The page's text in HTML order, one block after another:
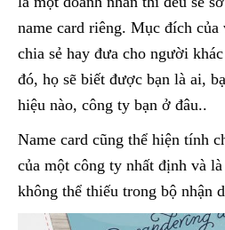
name card riêng. Mục đích
chia sẻ hay đưa cho người
đó, họ sẽ biết được bạn là ai,
hiệu nào, công ty bạn ở đâu..
Name card cũng thể hiện tính
của một công ty nhất định và
không thể thiếu trong bộ nhận